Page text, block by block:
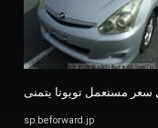
sp.beforward.jp